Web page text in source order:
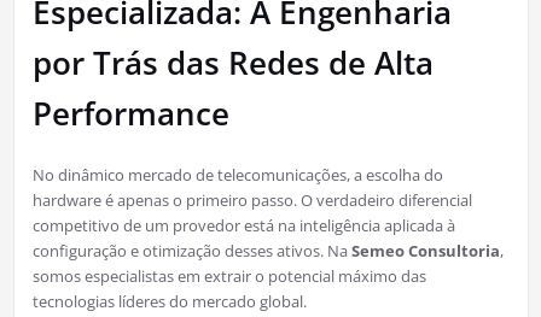
Especializada: A Engenharia
por Trás das Redes de Alta
Performance
No dinâmico mercado de telecomunicações, a escolha do
hardware é apenas o primeiro passo. O verdadeiro diferencial
competitivo de um provedor está na inteligência aplicada à
configuração e otimização desses ativos. NaSemeo Consultoria,
somos especialistas em extrair o potencial máximo das
tecnologias líderes do mercado global.